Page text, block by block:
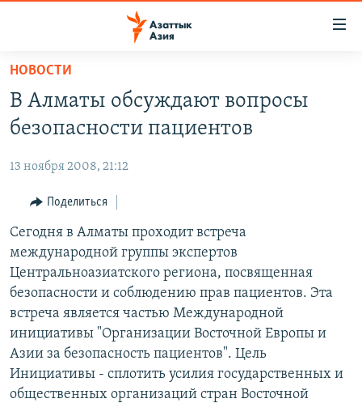
Вернуться
основному
содержанию
навигации
Вернутся
поиску
ЦЕНТРАЛЬНАЯ АЗИЯ
УЗБЕКИСТАН
ТАДЖИКИСТАН
НОВОСТИ
НА ДРУГИХ ЯЗЫКАХ
ҚАЗАҚША
КЫРГЫЗЧА
ЎЗБЕКЧА
ТОҶИКӢ
TÜRKMENÇE
Все сайты РСЕ/РС
НОВОСТИ
В Алматы обсуждают вопросы
безопасности пациентов
13 ноября 2008, 21:12
Поделиться
Сегодня в Алматы проходит встреча
международной группы экспертов
Центральноазиатского региона, посвященная
безопасности и соблюдению прав пациентов. Эта
встреча является частью Международной
инициативы "Организации Восточной Европы и
Азии за безопасность пациентов". Цель
Инициативы - сплотить усилия государственных и
общественных организаций стран Восточной